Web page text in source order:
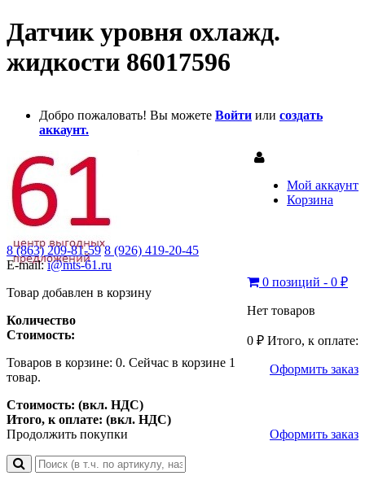
Датчик уровня охлажд.
жидкости 86017596
Добро пожаловать! Вы можете Войти или создать
аккаунт.
Мой аккаунт
Корзина
8 (863) 209-81-59 8 (926) 419-20-45
E-mail:i@mts-61.ru
0 позиций - 0 ₽
Нет товаров
0 ₽ Итого, к оплате:
Оформить заказ
Товар добавлен в корзину
Количество
Стоимость:
Товаров в корзине: 0. Сейчас в корзине 1
товар.
Стоимость: (вкл. НДС)
Итого, к оплате: (вкл. НДС)
Продолжить покупки
Оформить заказ